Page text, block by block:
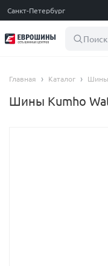
Санкт-Петербург
Главная Каталог Шины
Шины Kumho